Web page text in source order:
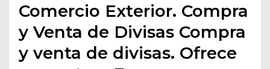
Comercio Exterior. Compra
y Venta de Divisas Compra
y venta de divisas. Ofrece